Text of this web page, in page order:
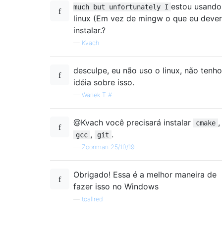
much but unfortunately I estou usando
linux (Em vez de mingw o que eu
instalar.?
— Kvach
desculpe, eu não uso o linux, não tenho
idéia sobre isso.
— Wanek T #
@Kvach você precisará instalar cmake ,
gcc , git .
— Zoonman 25/10/19
Obrigado! Essa é a melhor maneira de
fazer isso no Windows
tcallred